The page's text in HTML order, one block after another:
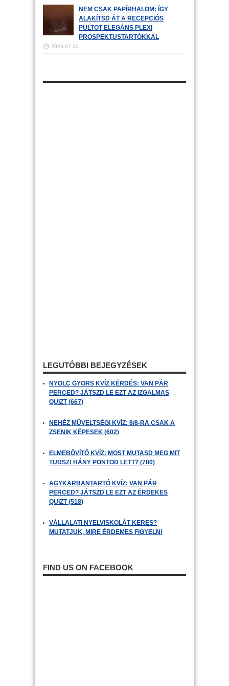
NEM CSAK PAPÍRHALOM: ÍGY
ALAKÍTSD ÁT A RECEPCIÓS
PULTOT ELEGÁNS PLEXI
PROSPEKTUSTARTÓKKAL
2026-07-20
LEGUTÓBBI BEJEGYZÉSEK
NYOLC GYORS KVÍZ KÉRDÉS: VAN PÁR
PERCED? JÁTSZD LE EZT AZ IZGALMAS
QUIZT (667)
NEHÉZ MŰVELTSÉGI KVÍZ: 8/8-RA CSAK A
ZSENIK KÉPESEK (602)
ELMEBŐVÍTŐ KVÍZ: MOST MUTASD MEG MIT
TUDSZ! HÁNY PONTOD LETT? (780)
AGYKARBANTARTÓ KVÍZ: VAN PÁR
PERCED? JÁTSZD LE EZT AZ ÉRDEKES
QUIZT (518)
VÁLLALATI NYELVISKOLÁT KERES?
MUTATJUK, MIRE ÉRDEMES FIGYELNI
FIND US ON FACEBOOK